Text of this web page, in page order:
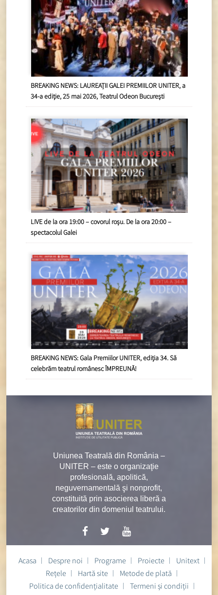
BREAKING NEWS: LAUREAȚII GALEI PREMIILOR UNITER, a
34-a ediție, 25 mai 2026, Teatrul Odeon București
LIVE de la ora 19:00 – covorul roșu. De la ora 20:00 –
spectacolul Galei
BREAKING NEWS: Gala Premiilor UNITER, ediția 34. Să
celebrăm teatrul românesc ÎMPREUNĂ!
Uniunea Teatrală din România –
UNITER – este o organizaţie
profesională, apolitică,
neguvernamentală şi nonprofit,
constituită prin asocierea liberă a
creatorilor din domeniul teatrului.
Acasa Despre noi Programe Proiecte
Unitext
Rețele
Hartă site
Metode de plată
Politica de confidențialitate
Termeni și condiții